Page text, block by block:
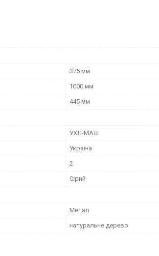
375 мм
1000 мм
445 мм
УХЛ-МАШ
Україна
2
Сірий
Метал
натуральне дерево